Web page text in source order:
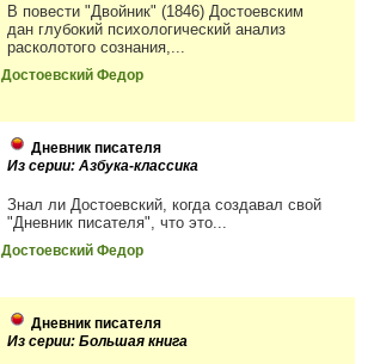
В повести "Двойник" (1846) Достоевским
дан глубокий психологический анализ
расколотого сознания,...
Достоевский Федор
Дневник писателя
Из серии: Азбука-классика
Знал ли Достоевский, когда создавал свой
"Дневник писателя", что это...
Достоевский Федор
Дневник писателя
Из серии: Большая книга